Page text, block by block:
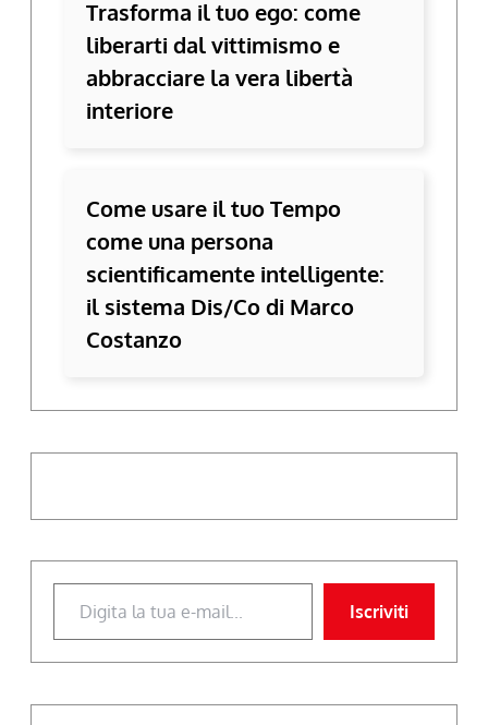
Trasforma il tuo ego: come
liberarti dal vittimismo e
abbracciare la vera libertà
interiore
Come usare il tuo Tempo
come una persona
scientificamente intelligente:
il sistema Dis/Co di Marco
Costanzo
Digita la tua e-mail...
Iscriviti